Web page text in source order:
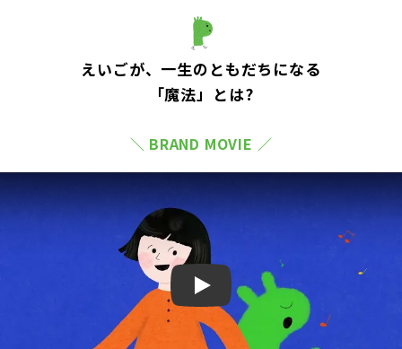
えいごが、一生のともだちになる
「魔法」とは?
＼ BRAND MOVIE ／